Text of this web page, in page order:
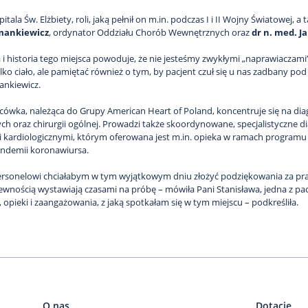
Św. Elżbiety, roli, jaką pełnił on m.in. podczas I i II Wojny Światowej,
, ordynator Oddziału Chorób Wewnętrznych orazdr n. med.
historia tego miejsca powoduje, że nie jesteśmy zwykłymi
ciało, ale pamiętać również o tym, by pacjent czuł się u nas zadbany
należąca do Grupy American Heart of Poland, koncentruje się na
oraz chirurgii ogólnej. Prowadzi także skoordynowane, specjalistyczne
którym oferowana jest m.in. opieka w ramach programu
koronawiursa.
chciałabym w tym wyjątkowym dniu złożyć podziękowania za
wystawiają czasami na próbę – mówiła Pani Stanisława, jedna z
i zaangażowania, z jaką spotkałam się w tym miejscu – podkreśliła.